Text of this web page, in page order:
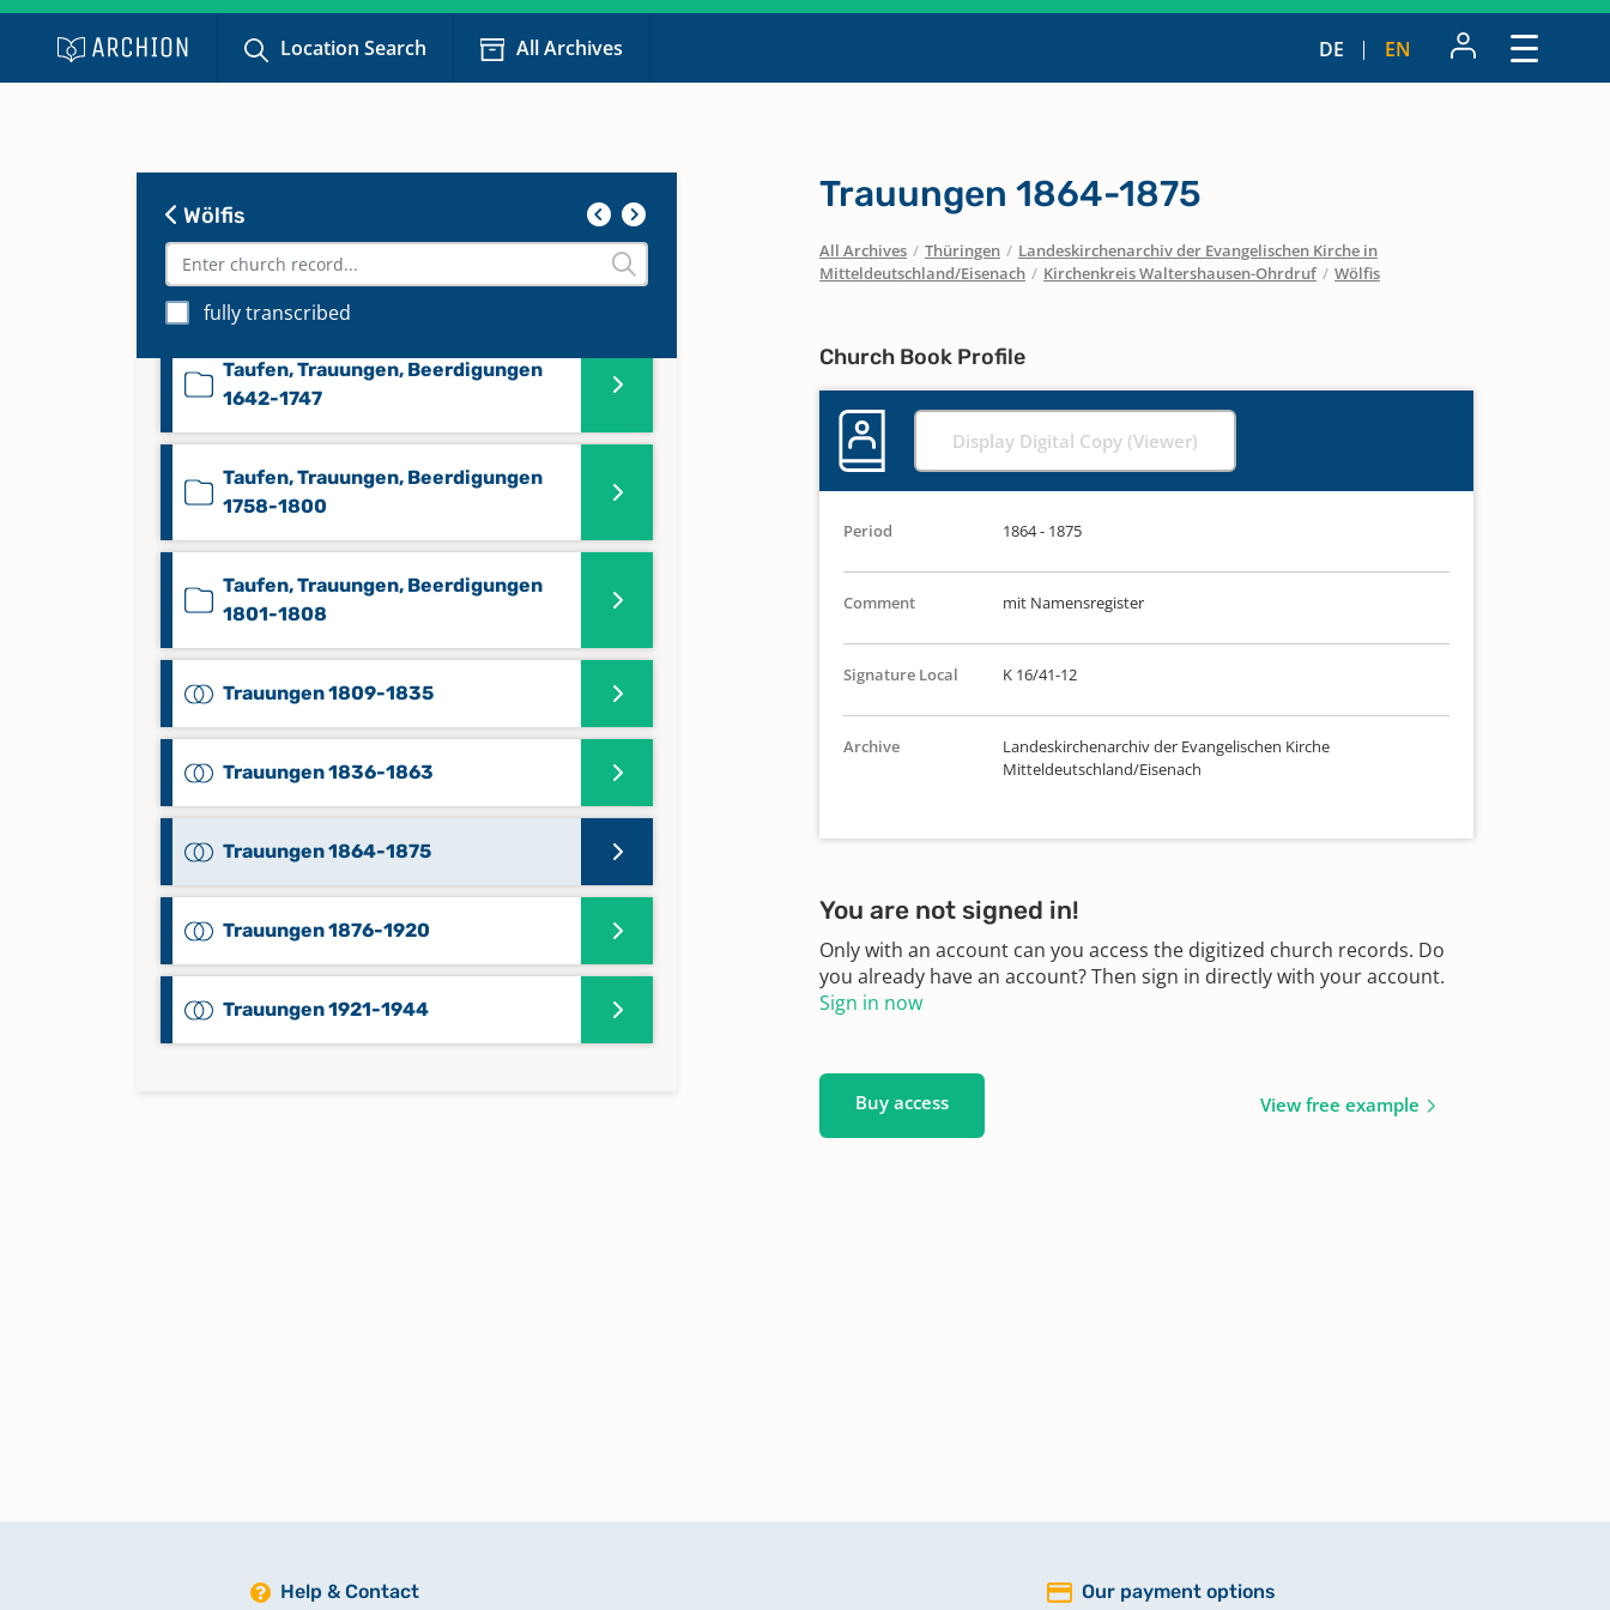
Location Search All Archives DE EN
Wölfis
fully transcribed
Taufen 1928-1954
Keine verfügbaren Digitalisate
Taufen, Trauungen, Beerdigungen
1642-1747
Taufen, Trauungen, Beerdigungen
1758-1800
Taufen, Trauungen, Beerdigungen
1801-1808
Trauungen 1809-1835
Trauungen 1836-1863
Trauungen 1864-1875
Trauungen 1876-1920
Trauungen 1921-1944
Trauungen 1864-1875
All Archives / Thüringen / Landeskirchenarchiv der Evangelischen Kirche in
Mitteldeutschland/Eisenach / Kirchenkreis Waltershausen-Ohrdruf / Wölfis
Church Book Profile
Display Digital Copy (Viewer)
Period 1864 - 1875
Comment mit Namensregister
Signature Local K 16/41-12
Archive
Landeskirchenarchiv der Evangelischen Kirche
Mitteldeutschland/Eisenach
You are not signed in!
Only with an account can you access the digitized church records. Do
you already have an account? Then sign in directly with your account.
Sign in now
Buy access View free example
Help & Contact Our payment options